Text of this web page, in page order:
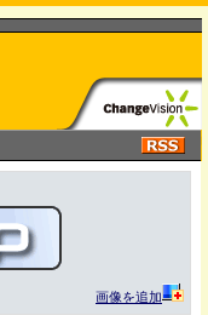
画像を追加